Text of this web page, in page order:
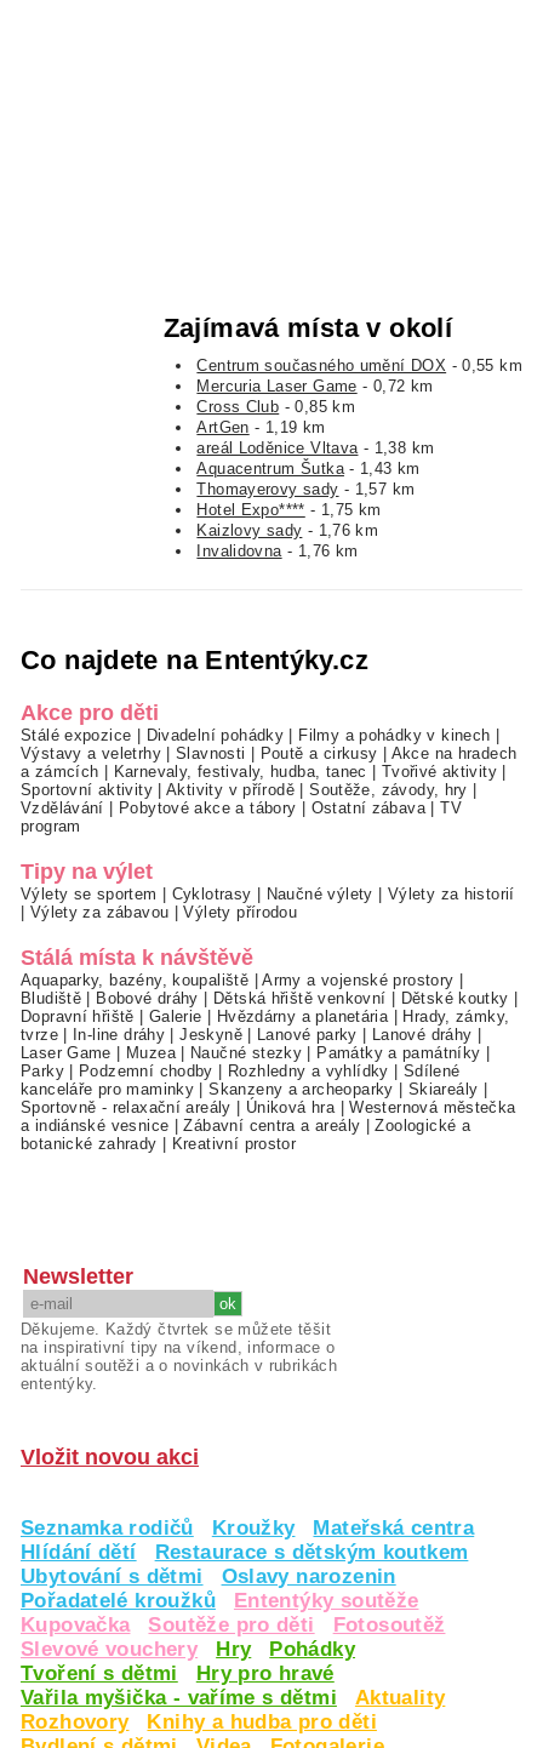
Zajímavá místa v okolí
Centrum současného umění DOX - 0,55 km
Mercuria Laser Game - 0,72 km
Cross Club - 0,85 km
ArtGen - 1,19 km
areál Loděnice Vltava - 1,38 km
Aquacentrum Šutka- 1,43 km
Thomayerovy sady - 1,57 km
Hotel Expo**** - 1,75 km
Kaizlovy sady - 1,76 km
Invalidovna - 1,76 km
Co najdete na Ententýky.cz
Akce pro děti
Stálé expozice Divadelní pohádky Filmy a pohádky v kinech
Výstavy a veletrhy|Slavnosti Poutě a cirkusy
Akce na hradech
a zámcích
Karnevaly, festivaly, hudba, tanec Tvořivé aktivity
Sportovní aktivity|Aktivity v přírodě |Soutěže, závody, hry
Vzdělávání
Pobytové akce a tábory Ostatní zábava |TV
program
Tipy na výlet
Výlety se sportem Cyklotrasy Naučné výlety
Výlety za historií
Výlety za zábavou |Výlety přírodou
Stálá místa k návštěvě
Aquaparky, bazény, koupaliště |Army a vojenské prostory
Bludiště
Bobové dráhy Dětská hřiště venkovní Dětské koutky
Dopravní hřiště
Galerie Hvězdárny a planetária
Hrady, zámky,
tvrze| In-line dráhy |Jeskyně| Lanové parky Lanové dráhy
Laser Game
Muzea| Naučné stezky Památky a památníky
Parky| Podzemní chodby Rozhledny a vyhlídky
Sdílené
kanceláře pro maminky |Skanzeny a archeoparky Skiareály
Sportovně - relaxační areály
Úniková hra |Westernová městečka
a indiánské vesnice |Zábavní centra a areály |Zoologické a
botanické zahrady
Kreativní prostor
Newsletter
Děkujeme. Každý čtvrtek se můžete těšit
na inspirativní tipy na víkend, informace o
aktuální soutěži a o novinkách v rubrikách
ententýky.
Vložit novou akci
Seznamka rodičů Kroužky
Mateřská centra
Hlídání dětí
Restaurace s dětským koutkem
Ubytování s dětmi
Oslavy narozenin
Pořadatelé kroužků
Ententýky soutěže
Kupovačka
Soutěže pro děti
Fotosoutěž
Slevové vouchery
Hry
Pohádky
Tvoření s dětmi
Hry pro hravé
Vařila myšička - vaříme s dětmi
Aktuality
Rozhovory
Knihy a hudba pro děti